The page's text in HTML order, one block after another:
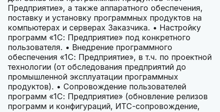
Предприятие», а также аппаратного обеспечения,
поставку и установку программных продуктов на
компьютерах и серверах Заказчика. • Настройку
программ «1С: Предприятие» под конкретного
пользователя. • Внедрение программного
обеспечения «1С: Предприятие», в т.ч. по проектной
технологии (от обследования предприятий до
промышленной эксплуатации программных
продуктов). • Сопровождение пользователей
программ «1С: Предприятие» (обновление релизов
программ и конфигураций, ИТС-сопровождение,